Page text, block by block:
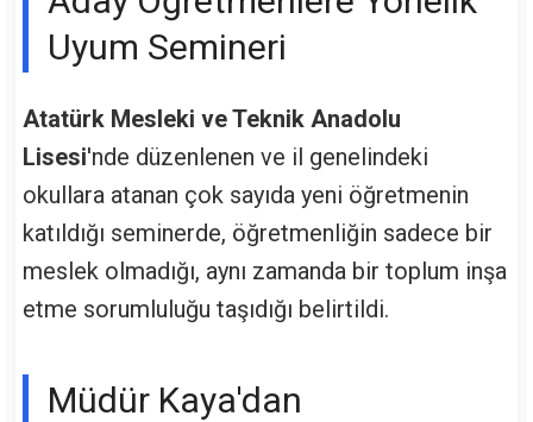
Uyum Semineri
Atatürk Mesleki ve Teknik Anadolu
Lisesi'nde düzenlenen ve il genelindeki
okullara atanan çok sayıda yeni öğretmenin
katıldığı seminerde, öğretmenliğin sadece bir
meslek olmadığı, aynı zamanda bir toplum inşa
etme sorumluluğu taşıdığı belirtildi.
Müdür Kaya'dan